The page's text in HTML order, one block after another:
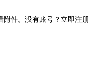
附件。没有账号？ 立即注册